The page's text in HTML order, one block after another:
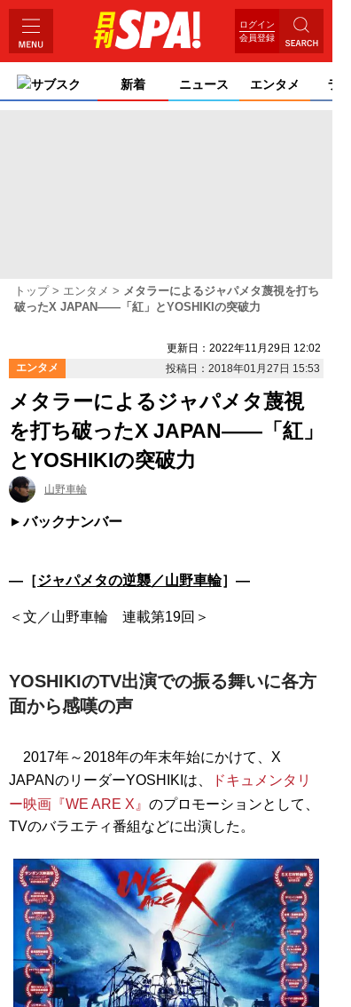
ログイン
会員登録
サブスク 新着 ニュース エンタメ ライ
トップ エンタメ
メタラーによるジャパメタ蔑視を打ち
破ったX JAPAN――「紅」とYOSHIKIの突破力
更新日：2022年11月29日 12:02
エンタメ
投稿日：2018年01月27日 15:53
メタラーによるジャパメタ蔑視
を打ち破ったX JAPAN――「紅」
とYOSHIKIの突破力
山野車輪
バックナンバー
―［ジャパメタの逆襲／山野車輪］―
＜文／山野車輪 連載第19回＞
YOSHIKIのTV出演での振る舞いに各方
面から感嘆の声
2017年～2018年の年末年始にかけて、X
JAPANのリーダーYOSHIKIは、
ドキュメンタリ
ー映画『WE ARE X』 のプロモーションとして、
TVのバラエティ番組などに出演した。